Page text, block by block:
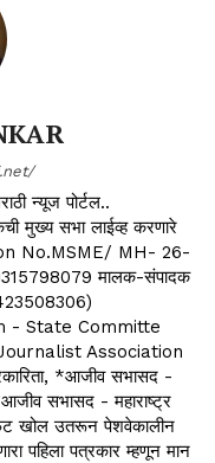
न्यूज पोर्टल..
मुख्य सभा लाईव्ह करणारे
No.MSME/ MH- 26-
मालक-संपादक
- State Committe
Association
*आजीव सभासद -
सभासद - महाराष्ट्र
फुट खोल उतरून पेशवेकालीन
पहिला पत्रकार म्हणून मान